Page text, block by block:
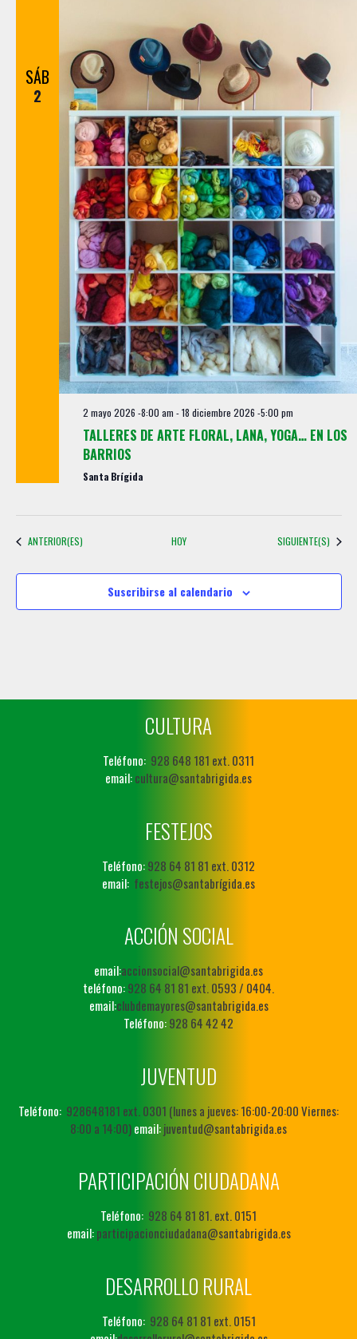
SÁB
2
2 mayo 2026 -8:00 am -18 diciembre 2026 -5:00 pm
TALLERES DE ARTE FLORAL, LANA, YOGA… EN LOS
BARRIOS
Santa Brígida
EVENTOS
ANTERIOR(ES) HOY EVENTOS
SIGUIENTE(S)
Suscribirse al calendario
CULTURA
Teléfono: 928 648 181 ext. 0311
email:cultura@santabrigida.es
FESTEJOS
Teléfono:928 64 81 81 ext. 0312
email: festejos@santabrígida.es
ACCIÓN SOCIAL
email:accionsocial@santabrigida.es
teléfono:928 64 81 81 ext. 0593 / 0404.
email:clubdemayores@santabrigida.es
Teléfono:928 64 42 42
JUVENTUD
Teléfono: 928648181 ext. 0301 (lunes a jueves: 16:00-20:00 Viernes:
8:00 a 14:00)email:juventud@santabrigida.es
PARTICIPACIÓN CIUDADANA
Teléfono: 928 64 81 81. ext. 0151
email:participacionciudadana@santabrigida.es
DESARROLLO RURAL
Teléfono:928 64 81 81 ext. 0151